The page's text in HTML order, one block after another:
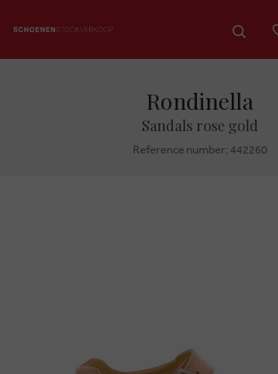
Rondinella
Sandals rose gold
Reference number: 442260